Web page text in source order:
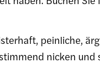
peinliche,
nicken